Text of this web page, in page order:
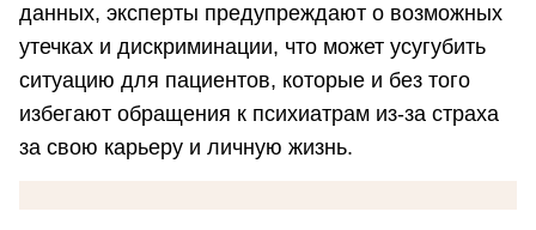
данных, эксперты предупреждают о возможных
утечках и дискриминации, что может усугубить
ситуацию для пациентов, которые и без того
избегают обращения к психиатрам из-за страха
за свою карьеру и личную жизнь.